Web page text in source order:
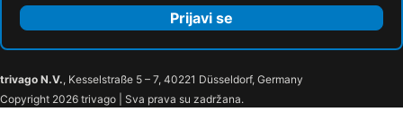
Prijavi se
trivago N.V., Kesselstraße 5 – 7, 40221 Düsseldorf, Germany
Copyright 2026 trivago | Sva prava su zadržana.